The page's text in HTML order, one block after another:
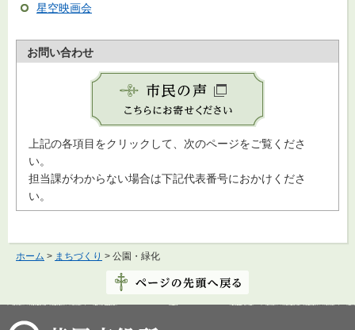
星空映画会
お問い合わせ
上記の各項目をクリックして、次のページをご覧くださ
い。
担当課がわからない場合は下記代表番号におかけくださ
い。
ホーム > まちづくり > 公園・緑化